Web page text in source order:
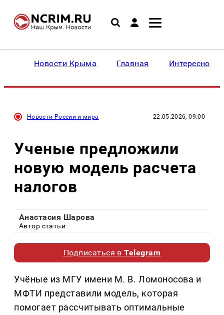
Новости Крыма Главная Интересное
Новости России и мира 22.05.2026, 09:00
Ученые предложили
новую модель расчета
налогов
Анастасия Шарова
Автор статьи
Подписаться вTelegram
Учёные из МГУ имени М. В. Ломоносова и
МФТИ представили модель, которая
помогает рассчитывать оптимальные